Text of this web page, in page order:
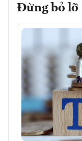
Đừng bỏ lỡ